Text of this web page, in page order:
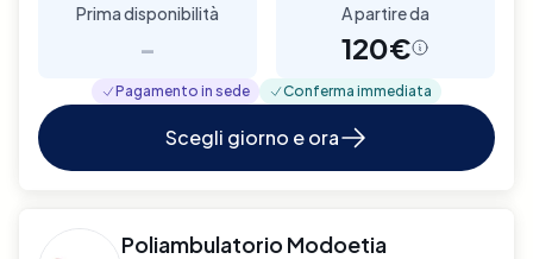
Prima disponibilità
-
A partire da
120€
Pagamento in sede Conferma immediata
Scegli giorno e ora
Poliambulatorio Modoetia